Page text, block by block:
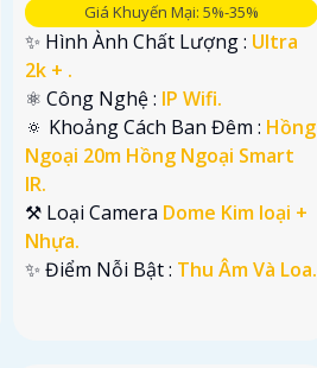
Giá Khuyến Mại: 5%-35%
✨ Hình Ành Chất Lượng : Ultra
2k + .
⚛️ Công Nghệ : IP Wifi.
🔅 Khoảng Cách Ban Đêm : Hồng
Ngoại 20m Hồng Ngoại Smart
IR.
⚒ Loại Camera Dome Kim loại +
Nhựa.
️✨ Điểm Nỗi Bật : Thu Âm Và Loa.